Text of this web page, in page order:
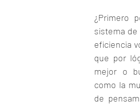
¿Primero
sistema de
eficiencia
que por
mejor o
como la
de